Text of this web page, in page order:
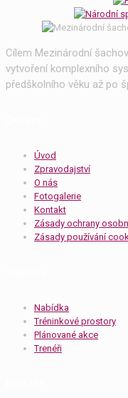
Cílem Mezinárodní
vytvoření komplexního
předškolního věku až po
Úvod
Zpravodajství
O nás
Fotogalerie
Kontakt
Zásady ochrany
Zásady používání
Nabídka
Tréninkové prostory
Plánované akce
Trenéři